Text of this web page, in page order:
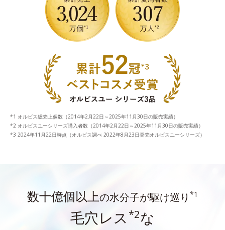
オルビス総売上個数（2014年2月22日～2025年11月30日の販売実績）
オルビスユーシリーズ購入者数（2014年2月22日～2025年11月30日の販売実績）
2024年11月22日時点（オルビス調べ 2022年8月23日発売オルビスユーシリーズ）
数十億個以上の水分子が駆け巡り *1
毛穴レス *2な